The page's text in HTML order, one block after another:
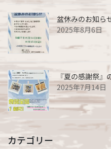
盆休みのお知ら
2025年8月6日
『夏の感謝祭
2025年7月14日
カテゴリー